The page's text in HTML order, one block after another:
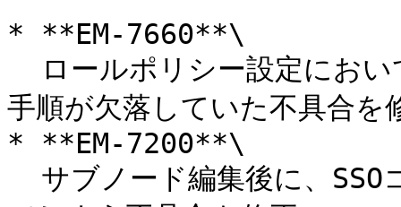
* **EM-7660**\
手順が欠落していた不具合を
* **EM-7200**\